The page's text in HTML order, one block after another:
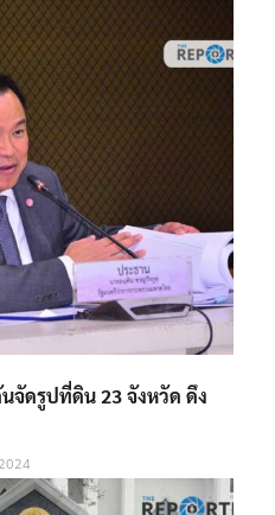
นจัดรูปที่ดิน 23 จังหวัด ดึง